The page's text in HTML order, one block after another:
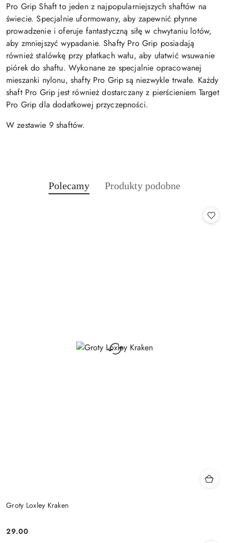
Pro Grip Shaft to jeden z najpopularniejszych shaftów na
świecie. Specjalnie uformowany, aby zapewnić płynne
prowadzenie i oferuje fantastyczną siłę w chwytaniu lotów,
aby zmniejszyć wypadanie. Shafty Pro Grip posiadają
również stalówkę przy płatkach wału, aby ułatwić wsuwanie
piórek do shaftu. Wykonane ze specjalnie opracowanej
mieszanki nylonu, shafty Pro Grip są niezwykle trwałe. Każdy
shaft Pro Grip jest również dostarczany z pierścieniem Target
Pro Grip dla dodatkowej przyczepności.
W zestawie 9 shaftów.
Pomiń karuzelę produktów
Produkty
Polecamy
Produkty
Produkty podobne
Groty Loxley Kraken
Cena:
29.00